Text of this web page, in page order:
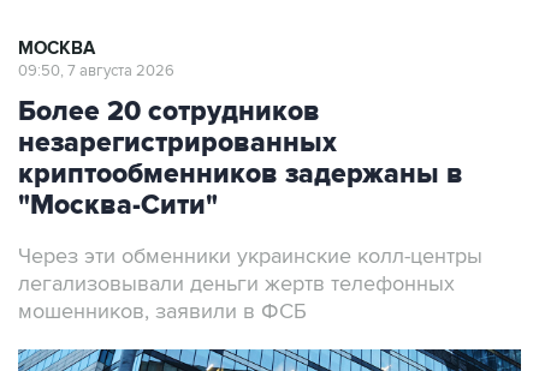
Более 20 сотрудников
незарегистрированных
криптообменников задержаны в
"Москва-Сити"
Через эти обменники украинские колл-центры
мошенников, заявили в ФСБ